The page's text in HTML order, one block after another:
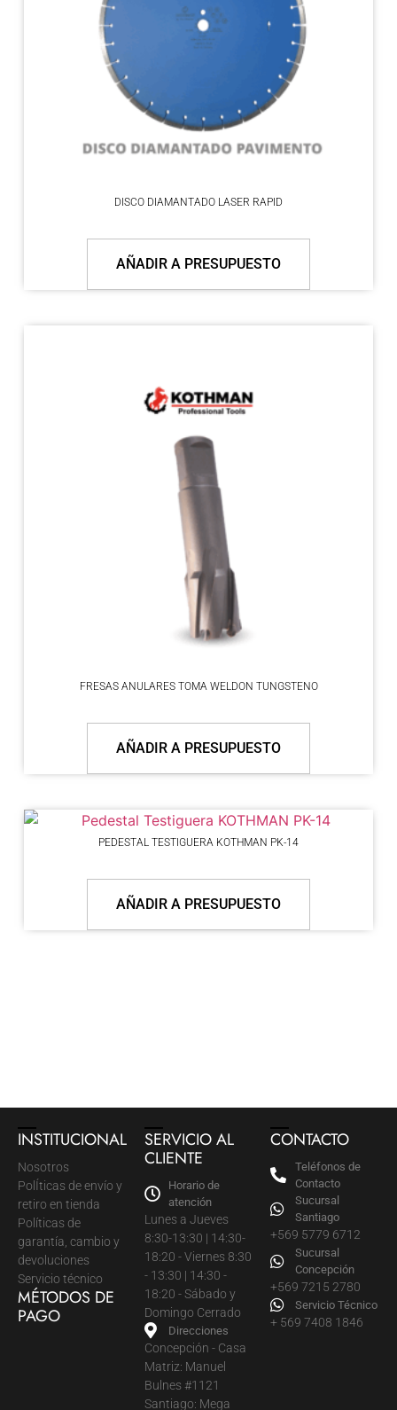
DISCO DIAMANTADO LASER RAPID
AÑADIR A PRESUPUESTO
FRESAS ANULARES TOMA WELDON TUNGSTENO
AÑADIR A PRESUPUESTO
PEDESTAL TESTIGUERA KOTHMAN PK-14
AÑADIR A PRESUPUESTO
INSTITUCIONAL
Nosotros
PolÍticas de envío y
retiro en tienda
Políticas de
garantía, cambio y
devoluciones
Servicio técnico
MÉTODOS DE
PAGO
SERVICIO AL
CLIENTE
Horario de
atención
Lunes a Jueves
8:30-13:30 | 14:30-
18:20 - Viernes 8:30
- 13:30 | 14:30 -
18:20 - Sábado y
Domingo Cerrado
Direcciones
Concepción - Casa
Matriz: Manuel
Bulnes #1121
Santiago: Mega
CONTACTO
Teléfonos de
Contacto
Sucursal
Santiago
+569 5779 6712
Sucursal
Concepción
+569 7215 2780
Servicio Técnico
+ 569 7408 1846